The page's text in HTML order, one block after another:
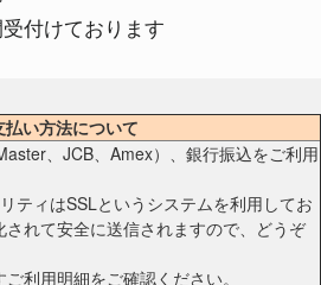
付けております
払い方法について
、JCB、Amex）、銀行振込をご利用
ティはSSLというシステムを利用してお
されて安全に送信されますので、どうぞ
利用明細をご確認ください。